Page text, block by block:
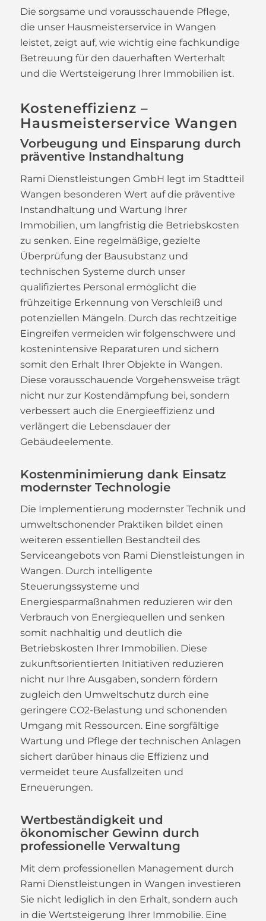
Die sorgsame und vorausschauende Pflege,
die unser Hausmeisterservice in Wangen
leistet, zeigt auf, wie wichtig eine fachkundige
Betreuung für den dauerhaften Werterhalt
und die Wertsteigerung Ihrer Immobilien ist.
Kosteneffizienz –
Hausmeisterservice Wangen
Vorbeugung und Einsparung durch
präventive Instandhaltung
Rami Dienstleistungen GmbH legt im Stadtteil
Wangen besonderen Wert auf die präventive
Instandhaltung und Wartung Ihrer
Immobilien, um langfristig die Betriebskosten
zu senken. Eine regelmäßige, gezielte
Überprüfung der Bausubstanz und
technischen Systeme durch unser
qualifiziertes Personal ermöglicht die
frühzeitige Erkennung von Verschleiß und
potenziellen Mängeln. Durch das rechtzeitige
Eingreifen vermeiden wir folgenschwere und
kostenintensive Reparaturen und sichern
somit den Erhalt Ihrer Objekte in Wangen.
Diese vorausschauende Vorgehensweise trägt
nicht nur zur Kostendämpfung bei, sondern
verbessert auch die Energieeffizienz und
verlängert die Lebensdauer der
Gebäudeelemente.
Kostenminimierung dank Einsatz
modernster Technologie
Die Implementierung modernster Technik und
umweltschonender Praktiken bildet einen
weiteren essentiellen Bestandteil des
Serviceangebots von Rami Dienstleistungen in
Wangen. Durch intelligente
Steuerungssysteme und
Energiesparmaßnahmen reduzieren wir den
Verbrauch von Energiequellen und senken
somit nachhaltig und deutlich die
Betriebskosten Ihrer Immobilien. Diese
zukunftsorientierten Initiativen reduzieren
nicht nur Ihre Ausgaben, sondern fördern
zugleich den Umweltschutz durch eine
geringere CO2-Belastung und schonenden
Umgang mit Ressourcen. Eine sorgfältige
Wartung und Pflege der technischen Anlagen
sichert darüber hinaus die Effizienz und
vermeidet teure Ausfallzeiten und
Erneuerungen.
Wertbeständigkeit und
ökonomischer Gewinn durch
professionelle Verwaltung
Mit dem professionellen Management durch
Rami Dienstleistungen in Wangen investieren
Sie nicht lediglich in den Erhalt, sondern auch
in die Wertsteigerung Ihrer Immobilie. Eine